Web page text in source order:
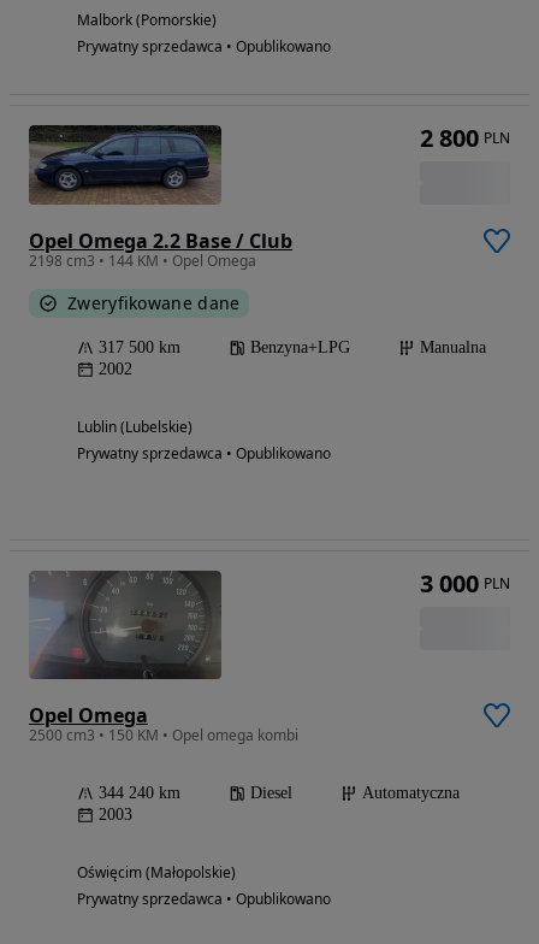
Malbork (Pomorskie)
Prywatny sprzedawca • Opublikowano
Opel Omega 2.2 Base / Club
2198 cm3 • 144 KM • Opel Omega
Zweryfikowane dane
317 500 km Benzyna+LPG
Manualna
2002
Lublin (Lubelskie)
Prywatny sprzedawca • Opublikowano
2 800 PLN
Opel Omega
2500 cm3 • 150 KM • Opel omega kombi
344 240 km Diesel
Automatyczna
2003
Oświęcim (Małopolskie)
Prywatny sprzedawca • Opublikowano
3 000 PLN